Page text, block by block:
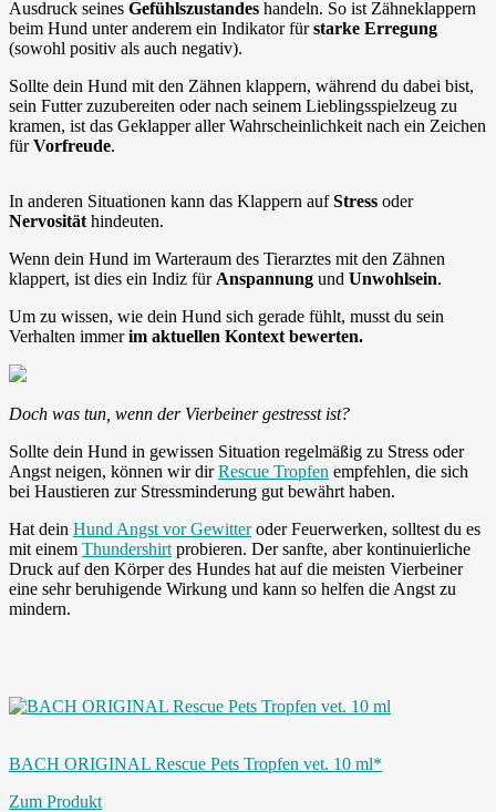
Ausdruck seines Gefühlszustandes handeln. So ist Zähneklappern
beim Hund unter anderem ein Indikator fürstarke Erregung
(sowohl positiv als auch negativ).
Sollte dein Hund mit den Zähnen klappern, während du dabei bist,
sein Futter zuzubereiten oder nach seinem Lieblingsspielzeug zu
kramen, ist das Geklapper aller Wahrscheinlichkeit nach ein Zeichen
fürVorfreude.
In anderen Situationen kann das Klappern aufStress oder
Nervosität hindeuten.
Wenn dein Hund im Warteraum des Tierarztes mit den Zähnen
klappert, ist dies ein Indiz für Anspannung und Unwohlsein.
Um zu wissen, wie dein Hund sich gerade fühlt, musst du sein
Verhalten immerim aktuellen Kontext bewerten.
Doch was tun, wenn der Vierbeiner gestresst ist?
Sollte dein Hund in gewissen Situation regelmäßig zu Stress oder
Angst neigen, können wir dirRescue Tropfen empfehlen, die sich
bei Haustieren zur Stressminderung gut bewährt haben.
Hat dein Hund Angst vor Gewitteroder Feuerwerken, solltest du es
mit einem Thundershirt probieren. Der sanfte, aber kontinuierliche
Druck auf den Körper des Hundes hat auf die meisten Vierbeiner
eine sehr beruhigende Wirkung und kann so helfen die Angst zu
mindern.
BACH ORIGINAL Rescue Pets Tropfen vet. 10 ml*
Zum Produkt